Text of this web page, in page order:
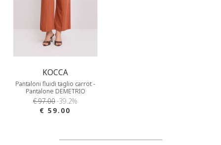
KOCCA
Pantaloni fluidi taglio carrot -
Pantalone DEMETRIO
€ 97.00-39.2%
€ 59.00